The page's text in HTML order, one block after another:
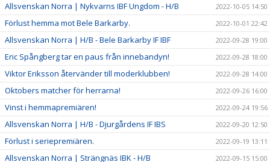
Allsvenskan Norra | Nykvarns IBF Ungdom - H/B 2022-10-05 14:50
Förlust hemma mot Bele Barkarby. 2022-10-01 22:42
Allsvenskan Norra | H/B - Bele Barkarby IF IBF 2022-09-28 19:00
Eric Spångberg tar en paus från innebandyn! 2022-09-28 18:00
Viktor Eriksson återvänder till moderklubben! 2022-09-28 14:00
Oktobers matcher för herrarna! 2022-09-26 16:00
Vinst i hemmapremiären! 2022-09-24 19:56
Allsvenskan Norra | H/B - Djurgårdens IF IBS 2022-09-20 12:50
Förlust i seriepremiären. 2022-09-19 13:11
Allsvenskan Norra | Strängnäs IBK - H/B 2022-09-15 15:00